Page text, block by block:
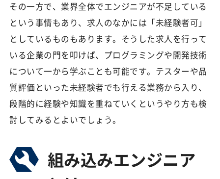
その一方で、業界全体でエンジニアが不足している
という事情もあり、求人のなかには「未経験者可」
としているものもあります。そうした求人を行って
いる企業の門を叩けば、プログラミングや開発技術
について一から学ぶことも可能です。テスターや品
質評価といった未経験者でも行える業務から入り、
段階的に経験や知識を重ねていくというやり方も検
討してみるとよいでしょう。
組み込みエンジニア